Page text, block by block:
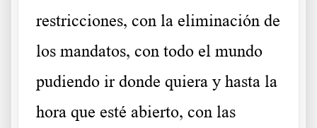
restricciones, con la eliminación de
los mandatos, con todo el mundo
pudiendo ir donde quiera y hasta la
hora que esté abierto, con las